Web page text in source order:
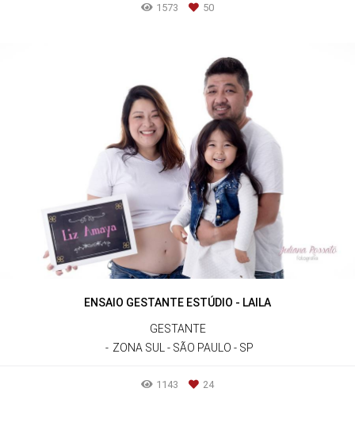
1573 50
ENSAIO GESTANTE ESTÚDIO - LAILA
GESTANTE
ZONA SUL - SÃO PAULO - SP
1143 24